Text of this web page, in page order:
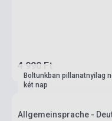
4 990 Ft
Boltunkban pillanatnyilag
két nap
Allgemeinsprache -